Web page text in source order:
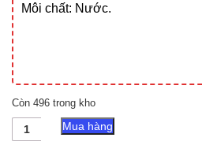
Môi chất: Nước.
Còn 496 trong kho
Van
Một
Mua hàng